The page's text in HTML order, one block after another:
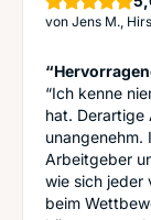
von Jens M.,
“Ich kenne
hat. Derartige
Arbeitgeber
wie sich jeder
beim